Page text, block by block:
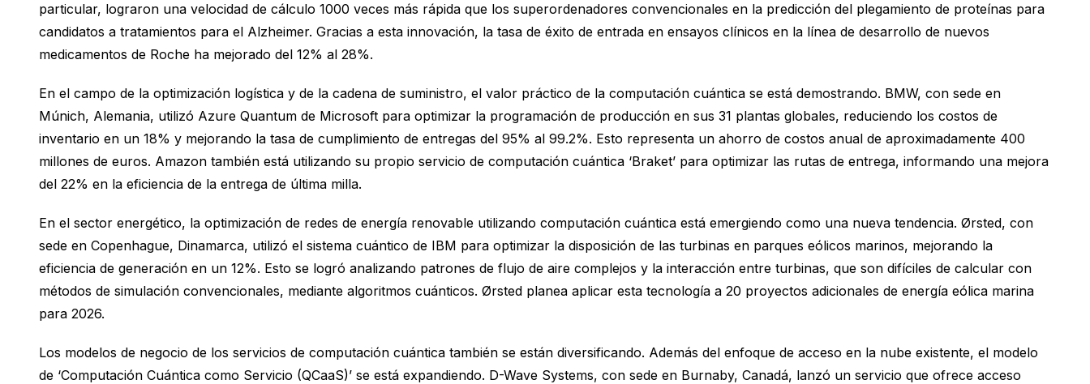
particular, lograron una velocidad de cálculo 1000 veces más rápida que los superordenadores convencionales en la predicción del plegamiento de proteínas para
candidatos a tratamientos para el Alzheimer. Gracias a esta innovación, la tasa de éxito de entrada en ensayos clínicos en la línea de desarrollo de nuevos
medicamentos de Roche ha mejorado del 12% al 28%.
En el campo de la optimización logística y de la cadena de suministro, el valor práctico de la computación cuántica se está demostrando. BMW, con sede en
Múnich, Alemania, utilizó Azure Quantum de Microsoft para optimizar la programación de producción en sus 31 plantas globales, reduciendo los costos de
inventario en un 18% y mejorando la tasa de cumplimiento de entregas del 95% al 99.2%. Esto representa un ahorro de costos anual de aproximadamente 400
millones de euros. Amazon también está utilizando su propio servicio de computación cuántica ‘Braket’ para optimizar las rutas de entrega, informando una mejora
del 22% en la eficiencia de la entrega de última milla.
En el sector energético, la optimización de redes de energía renovable utilizando computación cuántica está emergiendo como una nueva tendencia. Ørsted, con
sede en Copenhague, Dinamarca, utilizó el sistema cuántico de IBM para optimizar la disposición de las turbinas en parques eólicos marinos, mejorando la
eficiencia de generación en un 12%. Esto se logró analizando patrones de flujo de aire complejos y la interacción entre turbinas, que son difíciles de calcular con
métodos de simulación convencionales, mediante algoritmos cuánticos. Ørsted planea aplicar esta tecnología a 20 proyectos adicionales de energía eólica marina
para 2026.
Los modelos de negocio de los servicios de computación cuántica también se están diversificando. Además del enfoque de acceso en la nube existente, el modelo
de ‘Computación Cuántica como Servicio (QCaaS)’ se está expandiendo. D-Wave Systems, con sede en Burnaby, Canadá, lanzó un servicio que ofrece acceso